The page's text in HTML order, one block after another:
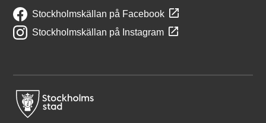
Stockholmskällan på Facebook
Stockholmskällan på Instagram